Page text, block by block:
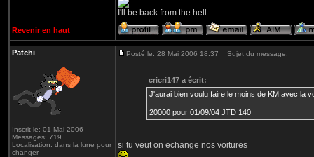
I'll be back from the hell
Revenir en haut
Patchi
Inscrit le: 01 Mai 2006
Messages: 719
Localisation: dans la lune pour
changer
Posté le: 28 Mai 2006 18:37 Sujet du message:
cricri147 a écrit:
J'aurai bien voulu faire le moins de KM avec la
20000 pour 01/09/04 JTD 140
si tu veut on echange nos voitures